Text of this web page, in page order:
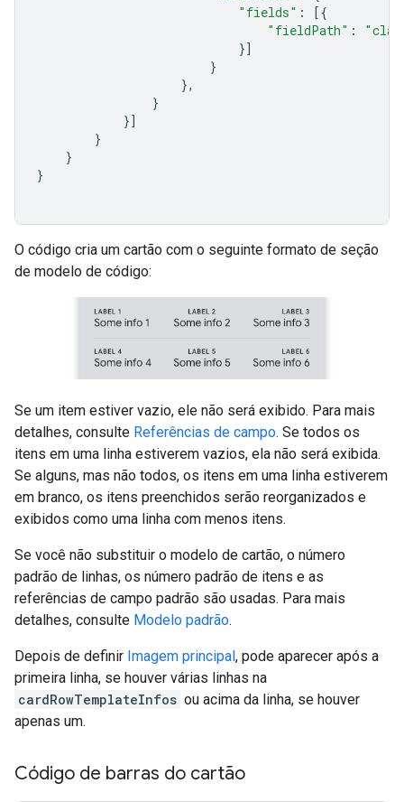
"fields" :
[{
"fieldPath" :
}]
}
},
}
}]
}
}
}
O código cria um cartão com o seguinte formato de seção
de modelo de código:
Se um item estiver vazio, ele não será exibido. Para mais
detalhes, consulte Referências de campo. Se todos os
itens em uma linha estiverem vazios, ela não será exibida.
Se alguns, mas não todos, os itens em uma linha estiverem
em branco, os itens preenchidos serão reorganizados e
exibidos como uma linha com menos itens.
Se você não substituir o modelo de cartão, o número
padrão de linhas, os número padrão de itens e as
referências de campo padrão são usadas. Para mais
detalhes, consulte Modelo padrão.
Depois de definir Imagem principal, pode aparecer após a
primeira linha, se houver várias linhas na
cardRowTemplateInfos ou acima da linha, se houver
apenas um.
Código de barras do cartão